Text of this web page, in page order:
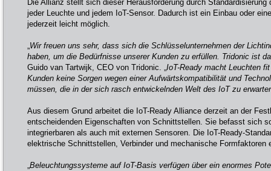
Die Allianz stellt sich dieser Herausforderung durch
jeder Leuchte und jedem IoT-Sensor. Dadurch ist ein Einbau oder
jederzeit leicht möglich.
„Wir freuen uns sehr, dass sich die Schlüsselunternehmen der
haben, um die Bedürfnisse unserer Kunden zu erfüllen. Tridonic ist
Guido van Tartwijk, CEO von Tridonic. „IoT-Ready macht Leuchten
Kunden keine Sorgen wegen einer Aufwärtskompatibilität und
müssen, die in der sich rasch entwickelnden Welt des IoT zu
Aus diesem Grund arbeitet die IoT-Ready Alliance derzeit an der
entscheidenden Eigenschaften von Schnittstellen. Sie befasst sich
integrierbaren als auch mit externen Sensoren. Die IoT-Ready-
elektrische Schnittstellen, Verbinder und mechanische Formfaktoren
„Beleuchtungssysteme auf IoT-Basis verfügen über ein enormes